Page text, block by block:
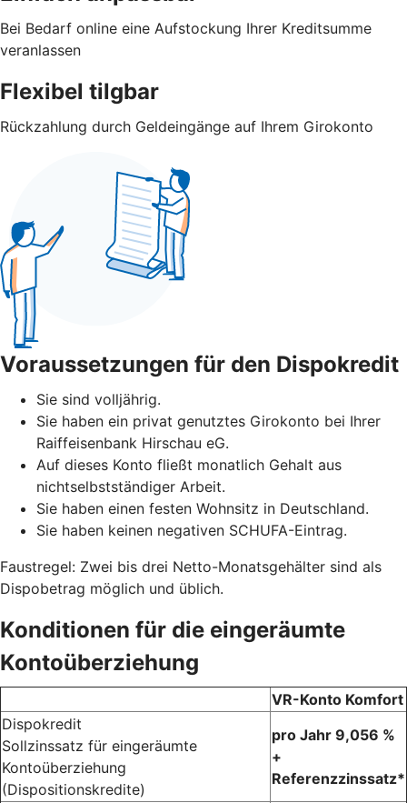
Bei Bedarf online eine Aufstockung Ihrer Kreditsumme
veranlassen
Flexibel tilgbar
Rückzahlung durch Geldeingänge auf Ihrem Girokonto
Voraussetzungen für den Dispokredit
Sie sind volljährig.
Sie haben ein privat genutztes Girokonto bei Ihrer
Raiffeisenbank Hirschau eG.
Auf dieses Konto fließt monatlich Gehalt aus
nichtselbstständiger Arbeit.
Sie haben einen festen Wohnsitz in Deutschland.
Sie haben keinen negativen SCHUFA-Eintrag.
Faustregel: Zwei bis drei Netto-Monatsgehälter sind als
Dispobetrag möglich und üblich.
Konditionen für die eingeräumte
Kontoüberziehung
VR-Konto Komfort
Dispokredit
Sollzinssatz für eingeräumte
Kontoüberziehung
(Dispositionskredite)
pro Jahr 9,056 %
+
Referenzzinssatz*